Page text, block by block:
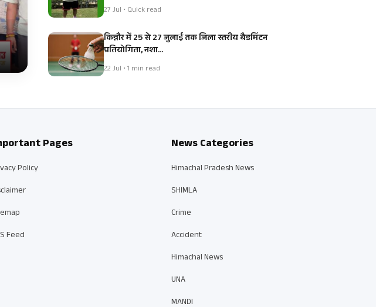
27 Jul • Quick read
किन्नौर में 25 से 27 जुलाई तक जिला स्तरीय बैडमिंटन
प्रतियोगिता, नशा…
22 Jul • 1 min read
Pages
Policy
Feed
News Categories
Himachal Pradesh News
SHIMLA
Crime
Accident
Himachal News
UNA
MANDI